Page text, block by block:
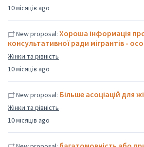
10 місяців ago
10 місяців ago
New proposal: Хороша інформація
консультативної ради мігрантів -
Жінки та рівність
10 місяців ago
New proposal: Більше асоціацій для
Жінки та рівність